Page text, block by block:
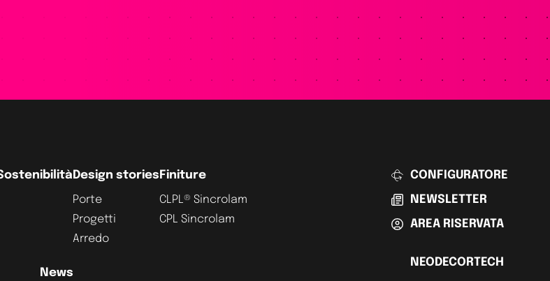
lasciare vuoto questo campo.
Design stories
Porte
Progetti
Arredo
Finiture
CLPL® Sincrolam
CPL Sincrolam
News
CONFIGURATORE
NEWSLETTER
AREA RISERVATA
NEODECORTECH